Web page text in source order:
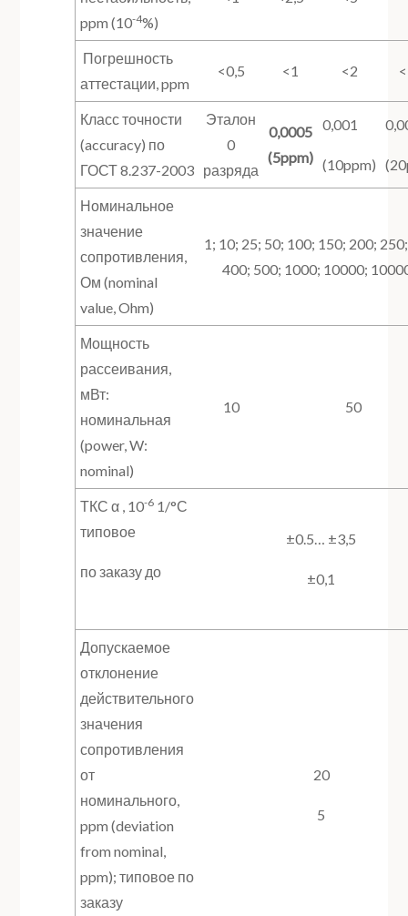
ppm (10-4%)
Погрешность
аттестации, ppm
<0,5 <1 <2
Класс точности
(accuracy) по
ГОСТ 8.237-2003
Эталон
0
разряда
0,0005
(5ppm)
0,001
(10ppm)
Номинальное
значение
сопротивления,
Ом (nominal
value, Ohm)
1; 10; 25; 50; 100; 150; 200;
400; 500; 1000; 10000;
Мощность
рассеивания,
мВт:
номинальная
(power, W:
nominal)
10 50
ТКС α , 10-6 1/°С
типовое
по заказу до
±0.5… ±3,5
±0,1
Допускаемое
отклонение
действительного
значения
сопротивления
от
номинального,
ppm (deviation
from nominal,
ppm); типовое по
заказу
20
5